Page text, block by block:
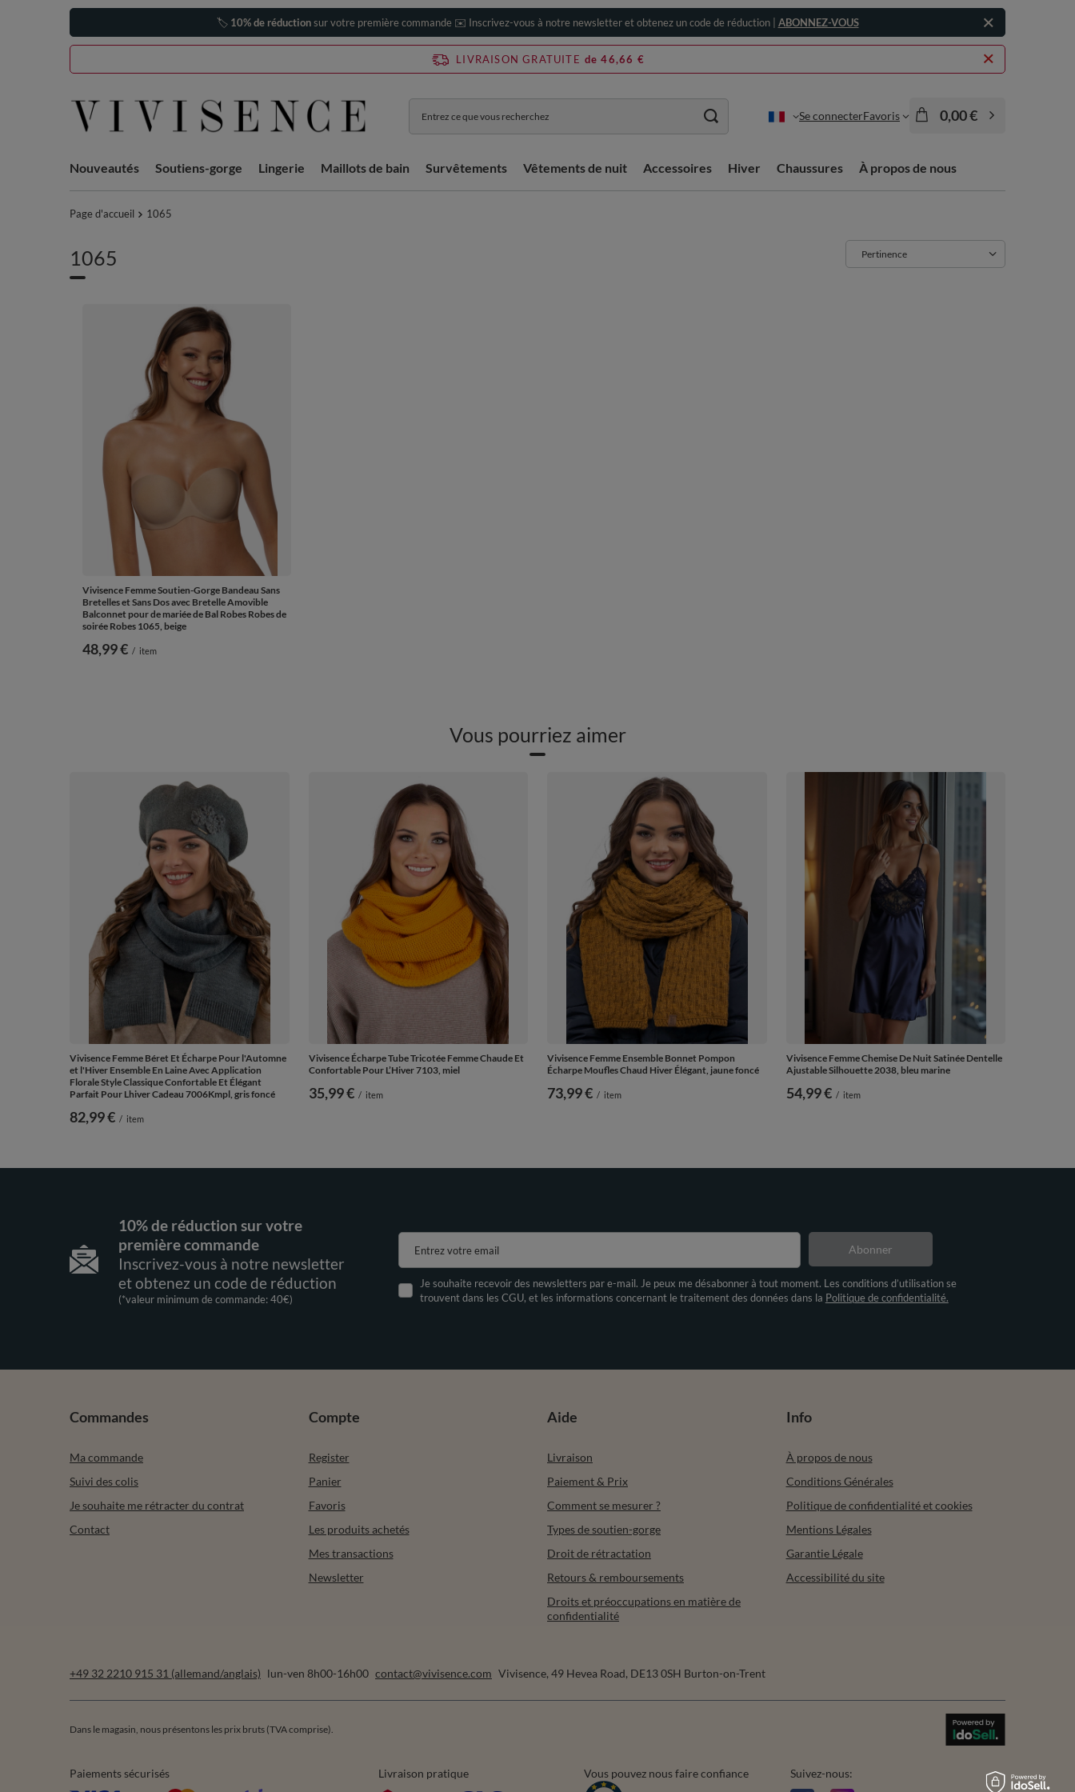
🏷️ 10% de réductionsur votre première commande ✉️ Inscrivez-vous à notre newsletter et obtenez un code de réduction | ABONNEZ-VOUS
LIVRAISON GRATUITE de 46,66 €
Se connecterFavoris 0,00 €
Nouveautés Soutiens-gorge Lingerie Maillots de bain Survêtements Vêtements de nuit Accessoires Hiver Chaussures À propos de nous
Page d'accueil 1065
1065 Zmień sortowanie
Pertinence
Vivisence Femme Soutien-Gorge Bandeau Sans
Bretelles et Sans Dos avec Bretelle Amovible
Balconnet pour de mariée de Bal Robes Robes de
soirée Robes 1065, beige
48,99 € / item
Vous pourriez aimer
Vivisence Femme Béret Et Écharpe Pour l'Automne
et l'Hiver Ensemble En Laine Avec Application
Florale Style Classique Confortable Et Élégant
Parfait Pour Lhiver Cadeau 7006Kmpl, gris foncé
82,99 € / item
Vivisence Écharpe Tube Tricotée Femme Chaude Et
Confortable Pour L’Hiver 7103, miel
35,99 € / item
Vivisence Femme Ensemble Bonnet Pompon
Écharpe Moufles Chaud Hiver Élégant, jaune foncé
73,99 € / item
Vivisence Femme Chemise De Nuit Satinée Dentelle
Ajustable Silhouette 2038, bleu marine
54,99 € / item
10% de réduction sur votre
première commande
Inscrivez-vous à notre newsletter
et obtenez un code de réduction
(*valeur minimum de commande: 40€)
Entrez votre email
Je souhaite recevoir des newsletters par e-mail. Je peux me désabonner à tout moment. Les conditions d’utilisation se
trouvent dans les CGU, et les informations concernant le traitement des données dans la Politique de confidentialité.
Abonner
Commandes
Ma commande
Suivi des colis
Je souhaite me rétracter du contrat
Contact
Compte
Register
Panier
Favoris
Les produits achetés
Mes transactions
Newsletter
Aide
Livraison
Paiement & Prix
Comment se mesurer ?
Types de soutien-gorge
Droit de rétractation
Retours & remboursements
Droits et préoccupations en matière de
confidentialité
Info
À propos de nous
Conditions Générales
Politique de confidentialité et cookies
Mentions Légales
Garantie Légale
Accessibilité du site
+49 32 2210 915 31 (allemand/anglais) lun-ven 8h00-16h00 contact@vivisence.com Vivisence, 49 Hevea Road, DE13 0SH Burton-on-Trent
Dans le magasin, nous présentons les prix bruts (TVA comprise).
Paiements sécurisés Livraison pratique Vous pouvez nous faire confiance Suivez-nous: